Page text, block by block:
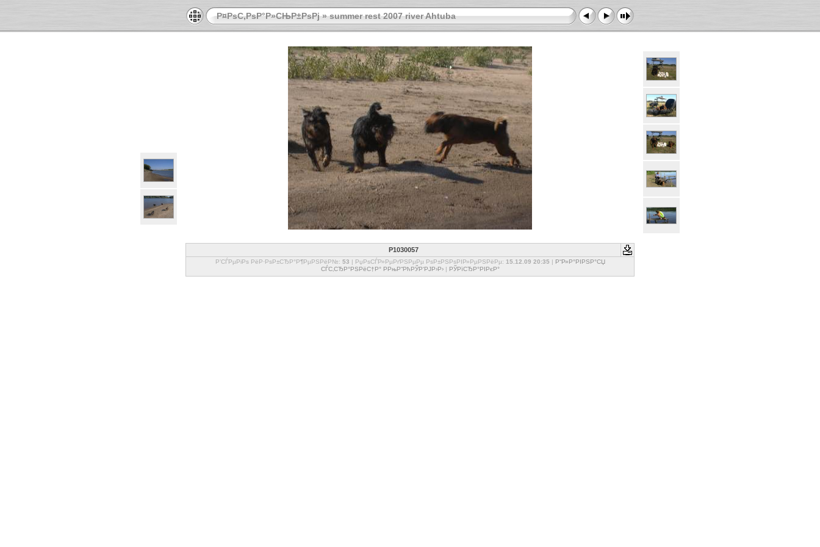
Р¤РѕС‚РѕР°Р»СЊР±РѕРј»summer rest 2007 river Ahtuba
P1030057
Р’СЃРµРіРѕ РёР·РѕР±СЂР°Р¶РµРЅРёР№: 53 | РџРѕСЃР»РµРґРЅРµРµ РѕР±РЅРѕРІР»РµРЅРёРµ: 15.12.09 20:35 | Р“Р»Р°РІРЅР°СЏ
СЃС‚СЂР°РЅРёС†Р° РРњР“РћРЎР‘РЈР›Р›| РЎРїСЂР°РІРєР°